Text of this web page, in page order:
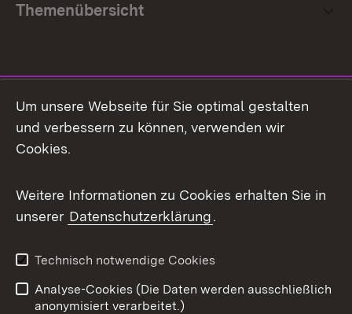
Themenübersicht
Facebook
X / Twitter
Youtube
Impressum
Kontakt
Um unsere Webseite für Sie optimal gestalten
und verbessern zu können, verwenden wir
Cookies.
Weitere Informationen zu Cookies erhalten Sie in
unserer Datenschutzerklärung.
Technisch notwendige Cookies
Analyse-Cookies (Die Daten werden ausschließlich
anonymisiert verarbeitet.)